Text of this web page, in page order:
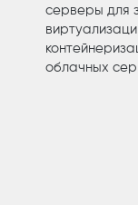
серверы для
облачных